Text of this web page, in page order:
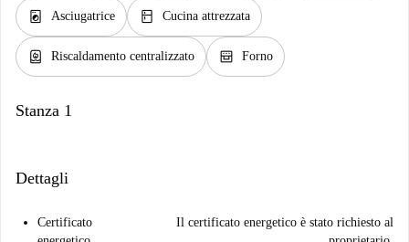
local_laundry_service Asciugatrice kitchen Cucina attrezzata
water_heater Riscaldamento centralizzato oven_gen Forno
Stanza 1
Dettagli
Certificato
Il certificato energetico è stato richiesto al